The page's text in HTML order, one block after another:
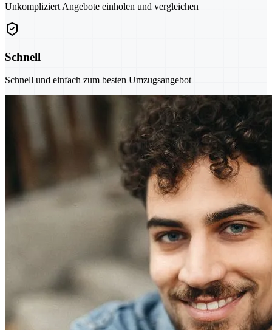
Unkompliziert Angebote einholen und vergleichen
Schnell
Schnell und einfach zum besten Umzugsangebot